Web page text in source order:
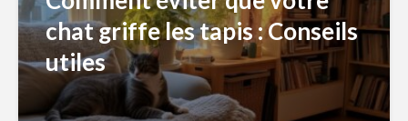
chat griffe les tapis : Conseils
utiles